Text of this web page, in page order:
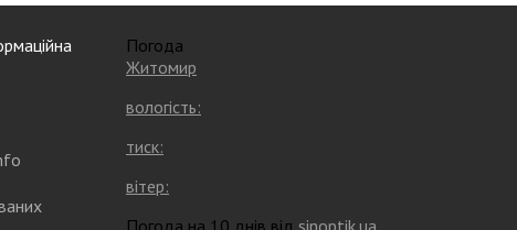
Погода
Житомир
вологість:
тиск:
вітер:
Погода на 10 днів від sinoptik.ua